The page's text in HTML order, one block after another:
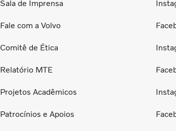
Sala de Imprensa
Fale com a Volvo
Comitê de Ética
Relatório MTE
Projetos Acadêmicos
Patrocínios e Apoios